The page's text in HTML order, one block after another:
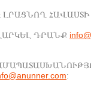
ԼՐԱՑՆՈՂ ՀԱՎԱՍՏԻ
ԴՐԱՆՔ
: